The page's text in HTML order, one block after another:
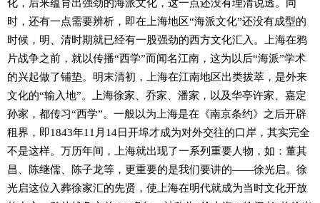
化，后来蕴育出强劲的海派文化，这一点还没有理清说透。同
时，还有一点需要辨析，即在上海地区“海派文化”还没有成型的
时候，明、清时期就已经有一股强劲的西方文化汇入。上海在鸦
片战争之前，就以传播“西学”而闻名江南，这为以后“海派”学术
的兴起做了铺垫。明末清初，上海在江南地区出类拔萃，是外来
文化的“输入地”。上海徐家、乔家、潘家，以及华亭许家、嘉定
孙家，都传习“西学”。一般以为上海是在《南京条约》之后开辟
租界，即1843年11月14日开埠才成为对外交往的口岸，其实完全
不是这样。万历年间，上海就出现了一系列重要人物，如：董其
昌、陈继儒、陈子龙等，更重要的是我们要讲的——徐光启。徐
光启这位入葬徐家汇的先贤，使上海在明代就成为当时文化开放